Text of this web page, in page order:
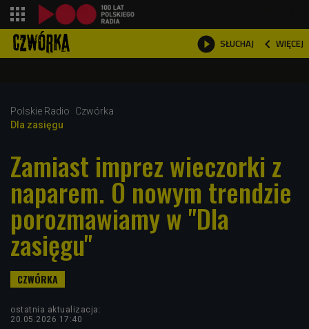
 SŁUCHAJ  WIĘCEJ

Polskie Radio
Czwórka
Dla zasięgu
Zamiast imprez wieczorki z
naparem. O nowym trendzie
porozmawiamy w "Dla
zasięgu"
ostatnia aktualizacja:
20.05.2026 17:40